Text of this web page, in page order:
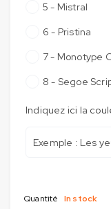
5 - Mistral
6 - Pristina
7 - Monotype
8 - Segoe
Indiquez ici la
Quantité In stock